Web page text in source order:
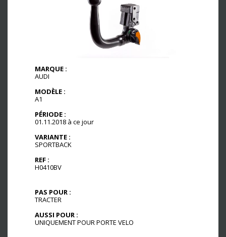
MARQUE :
AUDI
MODÈLE :
A1
PÉRIODE :
01.11.2018 à ce jour
VARIANTE :
SPORTBACK
REF :
H0410BV
PAS POUR :
TRACTER
AUSSI POUR :
UNIQUEMENT POUR PORTE VELO